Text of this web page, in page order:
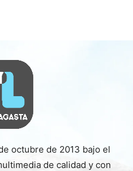
octubre de 2013 bajo el
de calidad y con